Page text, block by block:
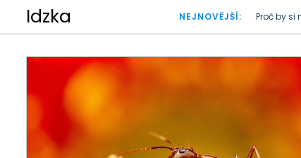
i
Idzka NEJNOVĚJŠÍ:
Proč by si
Doba